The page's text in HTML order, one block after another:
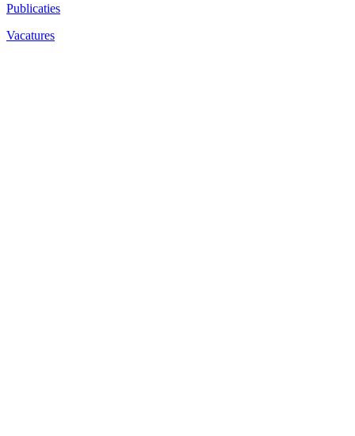
Publicaties
Vacatures